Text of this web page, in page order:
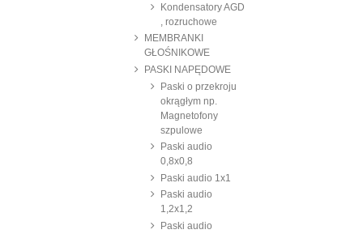
Kondensatory AGD
, rozruchowe
MEMBRANKI
GŁOŚNIKOWE
PASKI NAPĘDOWE
Paski o przekroju
okrągłym np.
Magnetofony
szpulowe
Paski audio
0,8x0,8
Paski audio 1x1
Paski audio
1,2x1,2
Paski audio